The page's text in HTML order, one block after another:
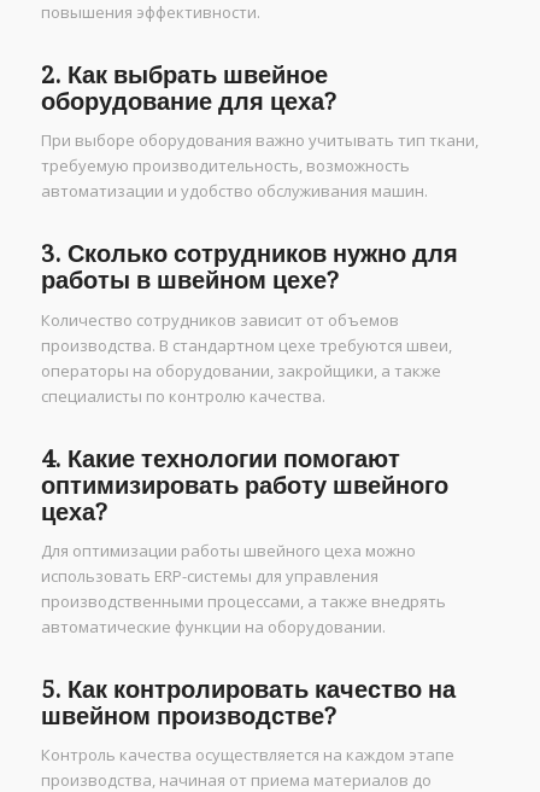
повышения эффективности.
2. Как выбрать швейное
оборудование для цеха?
При выборе оборудования важно учитывать тип ткани,
требуемую производительность, возможность
автоматизации и удобство обслуживания машин.
3. Сколько сотрудников нужно для
работы в швейном цехе?
Количество сотрудников зависит от объемов
производства. В стандартном цехе требуются швеи,
операторы на оборудовании, закройщики, а также
специалисты по контролю качества.
4. Какие технологии помогают
оптимизировать работу швейного
цеха?
Для оптимизации работы швейного цеха можно
использовать ERP-системы для управления
производственными процессами, а также внедрять
автоматические функции на оборудовании.
5. Как контролировать качество на
швейном производстве?
Контроль качества осуществляется на каждом этапе
производства, начиная от приема материалов до